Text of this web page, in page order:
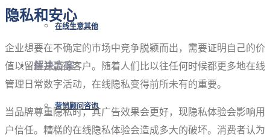
在线生意其他
解决方案
营销顾问咨询
隐私和安心
企业想要在不确定的市场中竞争脱颖而出，需要证明自己的价
值以留住并赢得客户。随着人们比以往任何时候都更多地在线
管理日常数字活动，在线隐私变得前所未有的重要。
当品牌尊重隐私时，其广告效果会更好，现隐私体验会影响用
户信任。糟糕的在线隐私体验会造成多大的破坏。消费者认为